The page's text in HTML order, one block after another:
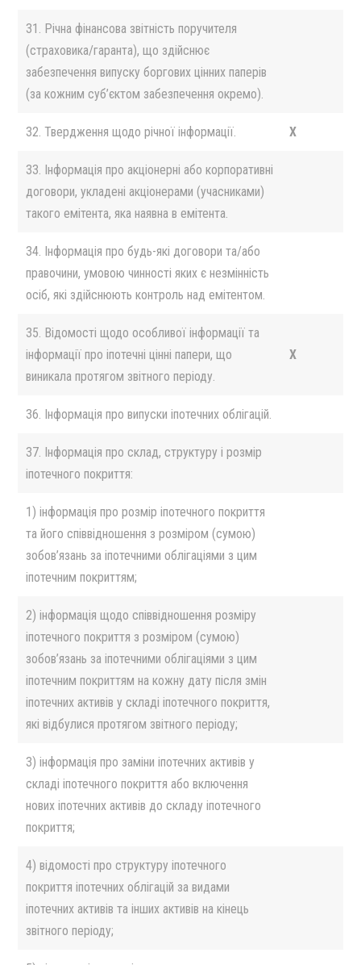
31. Річна фінансова звітність поручителя
(страховика/гаранта), що здійснює
забезпечення випуску боргових цінних паперів
(за кожним суб’єктом забезпечення окремо).
32. Твердження щодо річної інформації. X
33. Інформація про акціонерні або корпоративні
договори, укладені акціонерами (учасниками)
такого емітента, яка наявна в емітента.
34. Інформація про будь-які договори та/або
правочини, умовою чинності яких є незмінність
осіб, які здійснюють контроль над емітентом.
35. Відомості щодо особливої інформації та
інформації про іпотечні цінні папери, що
виникала протягом звітного періоду.
X
36. Інформація про випуски іпотечних облігацій.
37. Інформація про склад, структуру і розмір
іпотечного покриття:
1) інформація про розмір іпотечного покриття
та його співвідношення з розміром (сумою)
зобов’язань за іпотечними облігаціями з цим
іпотечним покриттям;
2) інформація щодо співвідношення розміру
іпотечного покриття з розміром (сумою)
зобов’язань за іпотечними облігаціями з цим
іпотечним покриттям на кожну дату після змін
іпотечних активів у складі іпотечного покриття,
які відбулися протягом звітного періоду;
3) інформація про заміни іпотечних активів у
складі іпотечного покриття або включення
нових іпотечних активів до складу іпотечного
покриття;
4) відомості про структуру іпотечного
покриття іпотечних облігацій за видами
іпотечних активів та інших активів на кінець
звітного періоду;